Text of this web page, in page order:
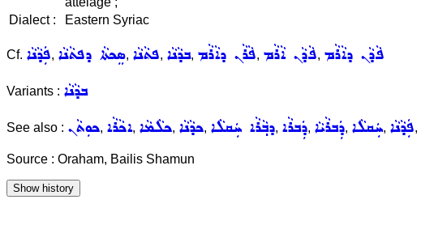
Dialect :
Eastern Syriac
Cf. ܦܲܕܵܢܵܐ, ܣܸܟܬܵܐ ܕܦܬܵܢܵܐ, ܦܬܵܢܵܐ, ܒܕܵܢܵܐ, ܦܵܪܵܢ ܕܐܵܪܵܡ, ܦܵܕܵܢ ܐܵܪܵܡ, ܦܵܕܵܢ ܕܐܵܪܵܡ
Variants : ܒܕܵܢܵܐ
See also : ܟܘܼܬܵܢ, ܐܟܵܪܵܐ, ܟܠܵܡܵܐ, ܟܕܵܢܵܐ, ܕܒ݂ܵܪܵܐ ܚܲܩܠܵܐ, ܕܲܒܪܵܐ, ܕܲܒܪܵܝܵܐ, ܚܲܩܠܵܐ, ܦܲܕܵܢܵܐ,
Source : Oraham, Bailis Shamun